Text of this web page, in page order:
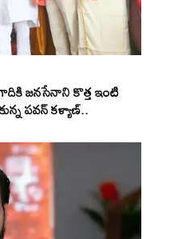
జనసేనాని కొత్త ఇంటి
పవన్ కళ్యాణ్..